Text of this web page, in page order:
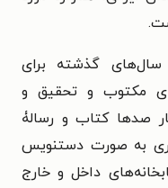
گذشته برای
مکتوب و تحقیق و
صدها کتاب و رسالۀ
به صورت دستنویس
داخل و خارج